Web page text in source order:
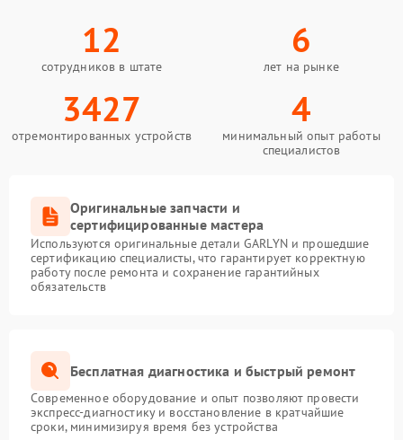
12
сотрудников в штате
6
лет на рынке
3427
отремонтированных устройств
4
минимальный опыт работы
специалистов
Оригинальные запчасти и
сертифицированные мастера
Используются оригинальные детали GARLYN и прошедшие
сертификацию специалисты, что гарантирует корректную
работу после ремонта и сохранение гарантийных
обязательств
Бесплатная диагностика и быстрый ремонт
Современное оборудование и опыт позволяют провести
экспресс-диагностику и восстановление в кратчайшие
сроки, минимизируя время без устройства